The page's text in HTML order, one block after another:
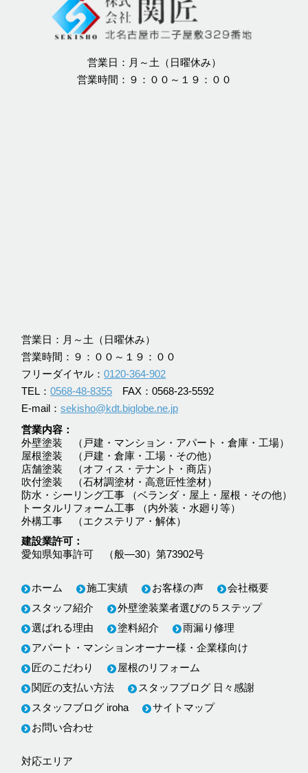
営業日：月～土（日曜休み）
営業時間：９：００～１９：００
営業日：月～土（日曜休み）
営業時間：９：００～１９：００
フリーダイヤル：0120-364-902
TEL：0568-48-8355 FAX：0568-23-5592
E-mail：sekisho@kdt.biglobe.ne.jp
営業内容
外壁塗装 （戸建・マンション・アパート・倉庫・工場）
屋根塗装 （戸建・倉庫・工場・その他）
店舗塗装 （オフィス・テナント・商店）
吹付塗装 （石材調塗材・高意匠性塗材）
防水・シーリング工事 （ベランダ・屋上・屋根・その他）
トータルリフォーム工事 （内外装・水廻り等）
外構工事 （エクステリア・解体）
建設業許可
愛知県知事許可 （般―30）第73902号
ホーム 施工実績 お客様の声
会社概要
スタッフ紹介
外壁塗装業者選びの５ステップ
選ばれる理由
塗料紹介
雨漏り修理
アパート・マンションオーナー様・企業様向け
匠のこだわり
屋根のリフォーム
関匠の支払い方法
スタッフブログ 日々感謝
スタッフブログ iroha
サイトマップ
お問い合わせ
対応エリア